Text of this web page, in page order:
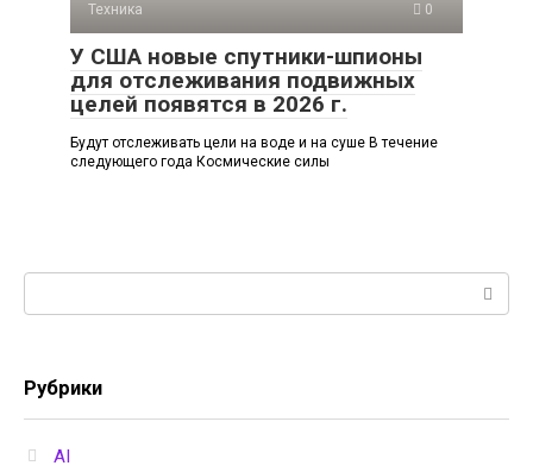
Техника 0
У США новые спутники-шпионы
для отслеживания подвижных
целей появятся в 2026 г.
Будут отслеживать цели на воде и на суше В течение
следующего года Космические силы
Рубрики
AI